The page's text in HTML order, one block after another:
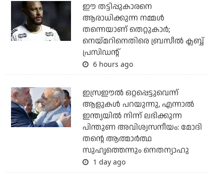
ഈ തട്ടിപ്പുകാരനെ
ആരാധിക്കുന്ന നമ്മള്‍
തന്നെയാണ് തെറ്റുകാര്‍;
നെയ്മറിനെതിരെ ബ്രസീല്‍ ക്ലബ്ബ്
പ്രസിഡന്റ്
6 hours ago
ഇസ്രഈല്‍ ഒറ്റപ്പെട്ടുവെന്ന്
ആളുകള്‍ പറയുന്നു, എന്നാല്‍
ഇന്ത്യയില്‍ നിന്ന് ലഭിക്കുന്ന
പിന്തുണ അവിശ്വസനീയം: മോദി
തന്റെ ആത്മാര്‍ത്ഥ
സുഹൃത്തെന്നും നെതന്യാഹു
1 day ago